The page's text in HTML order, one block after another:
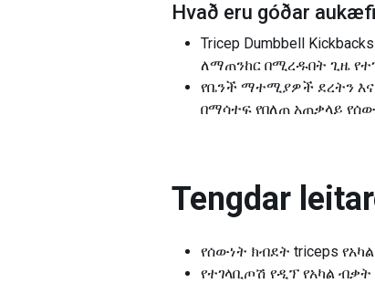
Hvað eru góðar
Tricep Dumbbell
ለማጠንከር በሚረዱበት ጊዜ
የቤንች ማተሚያዎች ደረትን እና
በማሳተፍ የበለጠ አጠቃላይ
Tengdar
የሰውነት ክብደት triceps
የተገላቢጦሽ የዲፕ የአካል